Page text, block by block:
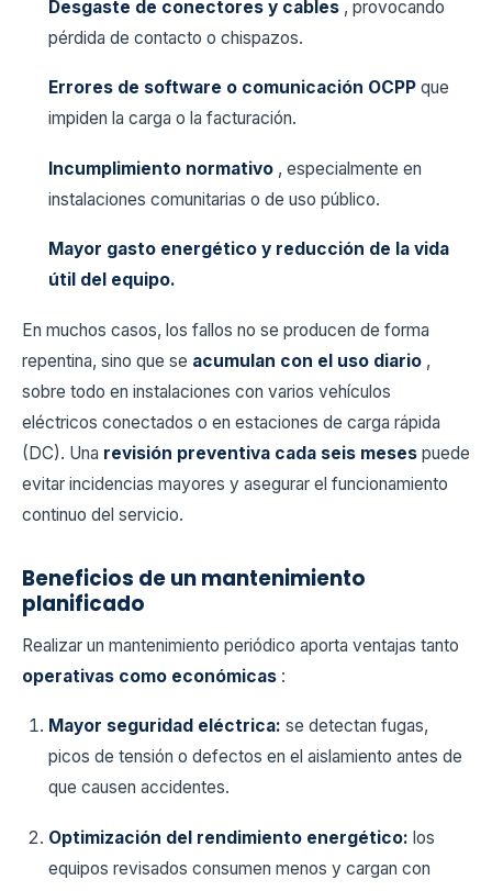
Desgaste de conectores y cables , provocando
pérdida de contacto o chispazos.
Errores de software o comunicación OCPP que
impiden la carga o la facturación.
Incumplimiento normativo , especialmente en
instalaciones comunitarias o de uso público.
Mayor gasto energético y reducción de la vida
útil del equipo.
En muchos casos, los fallos no se producen de forma
repentina, sino que se acumulan con el uso diario ,
sobre todo en instalaciones con varios vehículos
eléctricos conectados o en estaciones de carga rápida
(DC). Una revisión preventiva cada seis meses puede
evitar incidencias mayores y asegurar el funcionamiento
continuo del servicio.
Beneficios de un mantenimiento
planificado
Realizar un mantenimiento periódico aporta ventajas tanto
operativas como económicas :
Mayor seguridad eléctrica: se detectan fugas,
picos de tensión o defectos en el aislamiento antes de
que causen accidentes.
Optimización del rendimiento energético: los
equipos revisados consumen menos y cargan con